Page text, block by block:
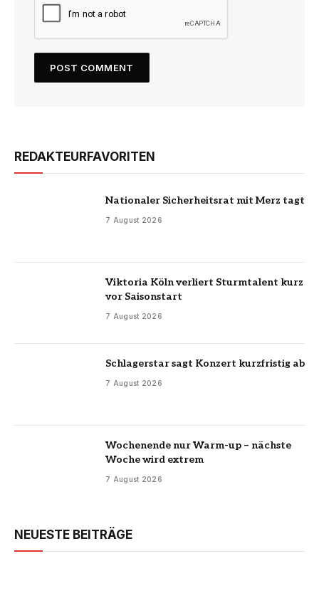
REDAKTEURFAVORITEN
Nationaler Sicherheitsrat mit Merz tagt
7 August 2026
Viktoria Köln verliert Sturmtalent kurz
vor Saisonstart
7 August 2026
Schlagerstar sagt Konzert kurzfristig ab
7 August 2026
Wochenende nur Warm-up – nächste
Woche wird extrem
7 August 2026
NEUESTE BEITRÄGE